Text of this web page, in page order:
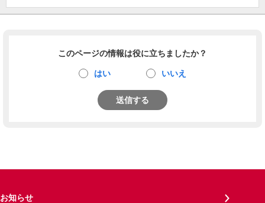
このページの情報は役に立ちましたか？
はい いいえ
送信する
お知らせ